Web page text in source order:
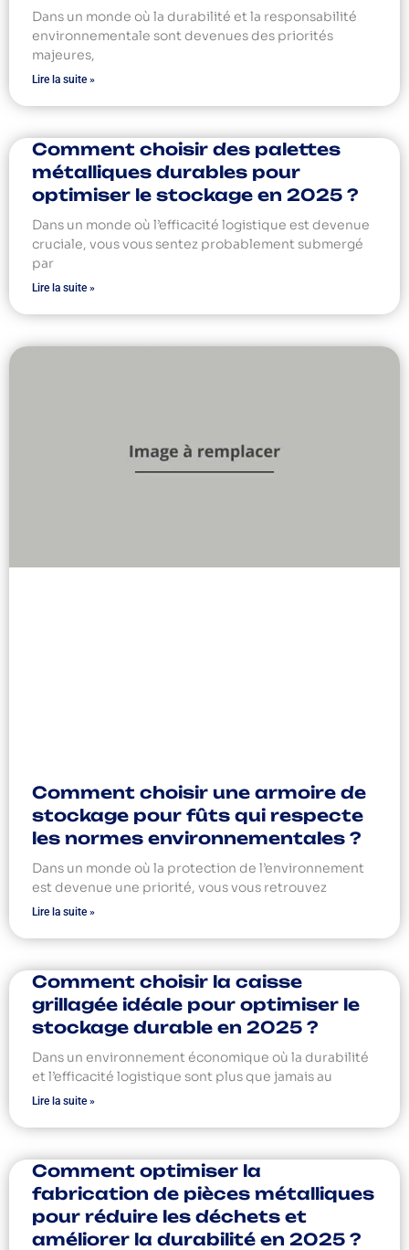
Dans un monde où la durabilité et la responsabilité
environnementale sont devenues des priorités
majeures,
Lire la suite »
Comment choisir des palettes
métalliques durables pour
optimiser le stockage en 2025 ?
Dans un monde où l’efficacité logistique est devenue
cruciale, vous vous sentez probablement submergé
par
Lire la suite »
Comment choisir une armoire de
stockage pour fûts qui respecte
les normes environnementales ?
Dans un monde où la protection de l’environnement
est devenue une priorité, vous vous retrouvez
Lire la suite »
Comment choisir la caisse
grillagée idéale pour optimiser le
stockage durable en 2025 ?
Dans un environnement économique où la durabilité
et l’efficacité logistique sont plus que jamais au
Lire la suite »
Comment optimiser la
fabrication de pièces métalliques
pour réduire les déchets et
améliorer la durabilité en 2025 ?